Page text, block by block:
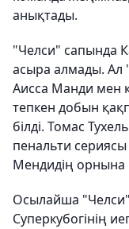
анықтады.
"Челси" сапында
асыра алмады.
Аисса Манди мен
тепкен добын
білді. Томас
пенальти
Мендидің орнына
Осылайша
Суперкубогінің